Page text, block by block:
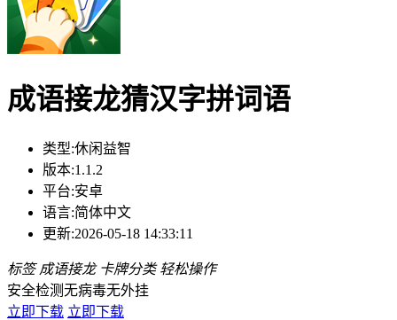
成语接龙猜汉字拼词语
类型:休闲益智
版本:1.1.2
平台:安卓
语言:简体中文
更新:2026-05-18 14:33:11
标签 成语接龙 卡牌分类 轻松操作
安全检测无病毒无外挂
立即下载 立即下载